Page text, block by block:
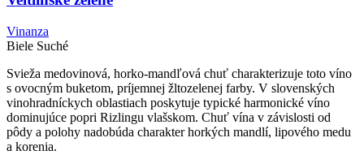
Vinanza
Biele Suché
Svieža medovinová, horko-mandľová chuť charakterizuje toto víno
s ovocným buketom, príjemnej žltozelenej farby. V slovenských
vinohradníckych oblastiach poskytuje typické harmonické víno
dominujúce popri Rizlingu vlašskom. Chuť vína v závislosti od
pôdy a polohy nadobúda charakter horkých mandlí, lipového medu
a korenia.